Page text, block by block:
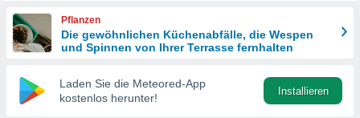
Pflanzen
Die gewöhnlichen Küchenabfälle, die Wespen
und Spinnen von Ihrer Terrasse fernhalten
Laden Sie die Meteored-App
kostenlos herunter!
Installieren